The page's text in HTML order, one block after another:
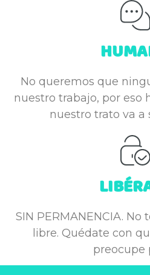
No queremos que
nuestro trabajo, por eso
nuestro trato va a
SIN PERMANENCIA. No
libre. Quédate con
preocupe